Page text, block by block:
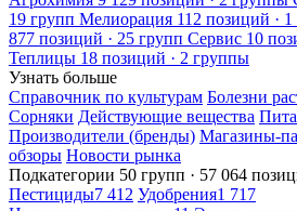
19 групп Мелиорация 112 позиций · 1
877 позиций · 25 групп Сервис 10
Теплицы 18 позиций · 2 группы
Узнать больше
Справочник по культурам Болезни
Сорняки Действующие вещества
Производители (бренды) Магазины-
обзоры Новости рынка
Подкатегории 50 групп · 57 064
Пестициды7 412 Удобрения1 717